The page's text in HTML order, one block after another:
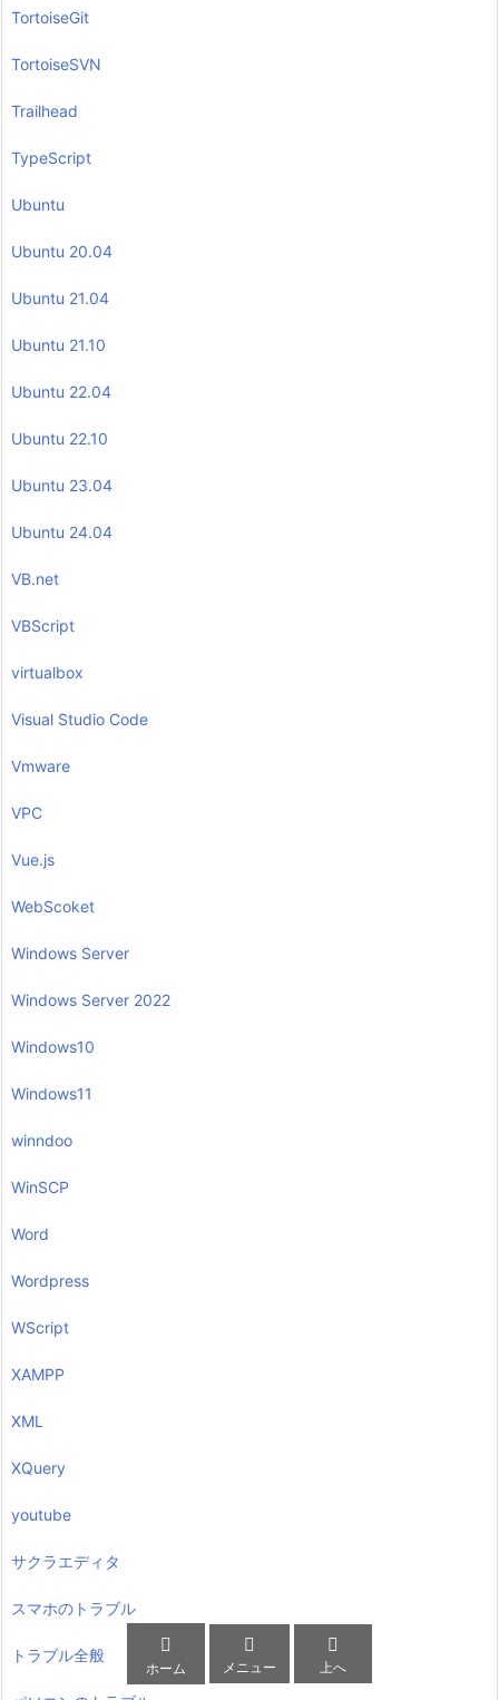
TortoiseGit
TortoiseSVN
Trailhead
TypeScript
Ubuntu
Ubuntu 20.04
Ubuntu 21.04
Ubuntu 21.10
Ubuntu 22.04
Ubuntu 22.10
Ubuntu 23.04
Ubuntu 24.04
VB.net
VBScript
virtualbox
Visual Studio Code
Vmware
VPC
Vue.js
WebScoket
Windows Server
Windows Server 2022
Windows10
Windows11
winndoo
WinSCP
Word
Wordpress
WScript
XAMPP
XML
XQuery
youtube
サクラエディタ
スマホのトラブル
トラブル全般 
ホーム

メニュー

上へ